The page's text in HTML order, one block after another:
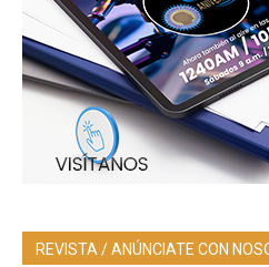
REVISTA / ANÚNCIATE CON